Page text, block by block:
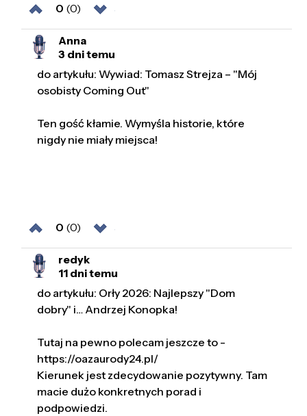
0 (0)
Anna
3 dni temu
do artykułu: Wywiad: Tomasz Strejza – "Mój
osobisty Coming Out"
Ten gość kłamie. Wymyśla historie, które
nigdy nie miały miejsca!
0 (0)
redyk
11 dni temu
do artykułu: Orły 2026: Najlepszy "Dom
dobry" i… Andrzej Konopka!
Tutaj na pewno polecam jeszcze to -
https://oazaurody24.pl/
Kierunek jest zdecydowanie pozytywny. Tam
macie dużo konkretnych porad i
podpowiedzi.